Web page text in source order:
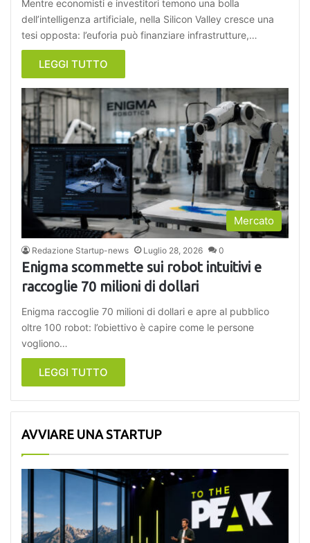
Mentre economisti e investitori temono una bolla
dell’intelligenza artificiale, nella Silicon Valley cresce una
tesi opposta: l’euforia può finanziare infrastrutture,…
LEGGI TUTTO
Mercato
Redazione Startup-news Luglio 28, 2026 0
Enigma scommette sui robot intuitivi e
raccoglie 70 milioni di dollari
Enigma raccoglie 70 milioni di dollari e apre al pubblico
oltre 100 robot: l’obiettivo è capire come le persone
vogliono…
LEGGI TUTTO
AVVIARE UNA STARTUP